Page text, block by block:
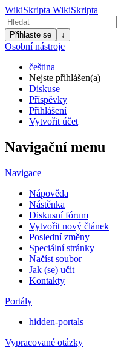
WikiSkripta WikiSkripta
Přihlaste se ↓
Osobní nástroje
čeština
Nejste přihlášen(a)
Diskuse
Příspěvky
Přihlášení
Vytvořit účet
Navigační menu
Navigace
Nápověda
Nástěnka
Diskusní fórum
Vytvořit nový článek
Poslední změny
Speciální stránky
Načíst soubor
Jak (se) učit
Kontakty
Portály
hidden-portals
Vypracované otázky